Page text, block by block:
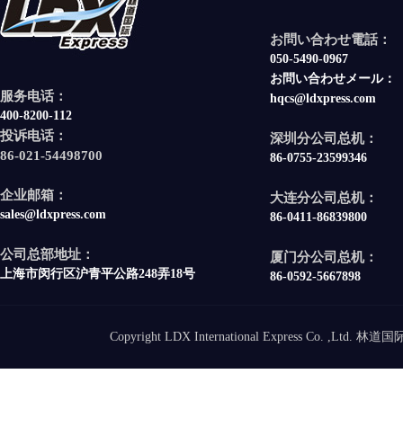
服务电话：
400-8200-112
投诉电话：
86-021-54498700
企业邮箱：
sales@ldxpress.com
公司总部地址：
上海市闵行区沪青平公路248弄18号
お問い合わせ電話：
050-5490-0967
お問い合わせメール：
hqcs@ldxpress.com
深圳分公司总机：
86-0755-23599346
大连分公司总机：
86-0411-86839800
厦门分公司总机：
86-0592-5667898
Copyright LDX International Express Co. ,Ltd. 林道国